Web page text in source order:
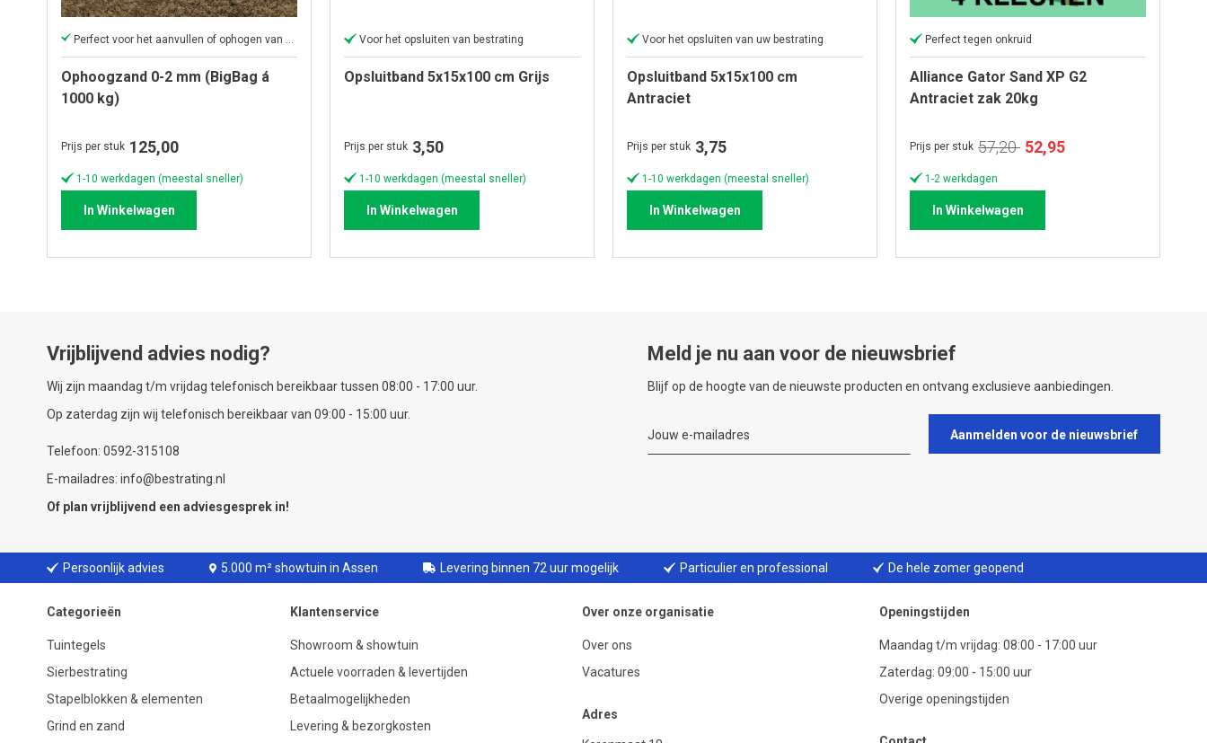
Ophoogzand 0-2 mm (BigBag á
1000 kg)
Prijs per stuk 125,00
1-10 werkdagen (meestal sneller)
In Winkelwagen
Voor het opsluiten van bestrating
Opsluitband 5x15x100 cm Grijs
Prijs per stuk 3,50
1-10 werkdagen (meestal sneller)
In Winkelwagen
Voor het opsluiten van uw bestrating
Opsluitband 5x15x100 cm
Antraciet
Prijs per stuk 3,75
1-10 werkdagen (meestal sneller)
In Winkelwagen
Perfect tegen onkruid
Alliance Gator Sand XP G2
Antraciet zak 20kg
Prijs per stuk 57,20 Speciale
52,95
1-2 werkdagen
In Winkelwagen
Vrijblijvend advies nodig?
Wij zijn maandag t/m vrijdag telefonisch bereikbaar tussen 08:00 - 17:00 uur.
Op zaterdag zijn wij telefonisch bereikbaar van 09:00 - 15:00 uur.
Telefoon: 0592-315108
E-mailadres: info@bestrating.nl
Of plan vrijblijvend een adviesgesprek in!
Meld je nu aan voor de nieuwsbrief
Blijf op de hoogte van de nieuwste producten en ontvang exclusieve aanbiedingen.
Aanmelden voor de nieuwsbrief
Persoonlijk advies 5.000 m² showtuin in Assen Levering binnen 72 uur mogelijk Particulier en professional De hele zomer geopend
Categorieën
Tuintegels
Sierbestrating
Stapelblokken & elementen
Grind en zand
Klantenservice
Showroom & showtuin
Actuele voorraden & levertijden
Betaalmogelijkheden
Levering & bezorgkosten
Over onze organisatie
Over ons
Vacatures
Adres
Openingstijden
Maandag t/m vrijdag: 08:00 - 17:00 uur
Zaterdag: 09:00 - 15:00 uur
Overige openingstijden